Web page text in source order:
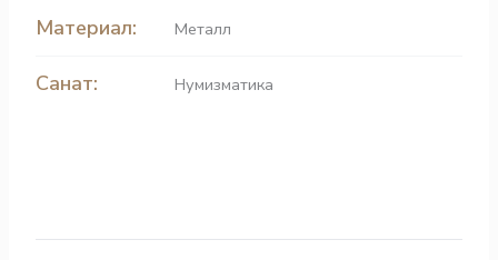
Материал: Металл
Санат: Нумизматика